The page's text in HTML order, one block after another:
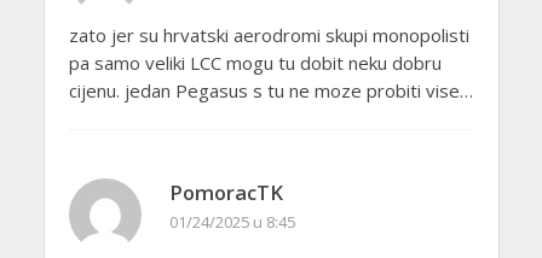
zato jer su hrvatski aerodromi skupi monopolisti
pa samo veliki LCC mogu tu dobit neku dobru
cijenu. jedan Pegasus s tu ne moze probiti vise…
PomoracTK
01/24/2025 u 8:45